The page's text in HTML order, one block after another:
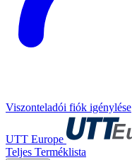
Viszonteladói fiók igénylése
UTT Europe
Teljes Terméklista